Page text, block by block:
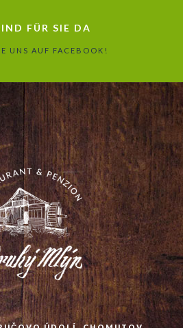
FÜR SIE DA
UNS AUF FACEBOOK!